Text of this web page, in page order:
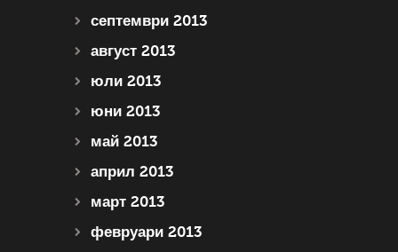
септември 2013
август 2013
юли 2013
юни 2013
май 2013
април 2013
март 2013
февруари 2013